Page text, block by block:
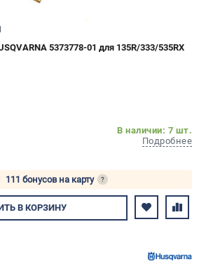
5373778-01 для 135R/333/535RX
В наличии: 7 шт.
Подробнее
111 бонусов на карту ?
Авторизуйтесь
В КОРЗИНУ